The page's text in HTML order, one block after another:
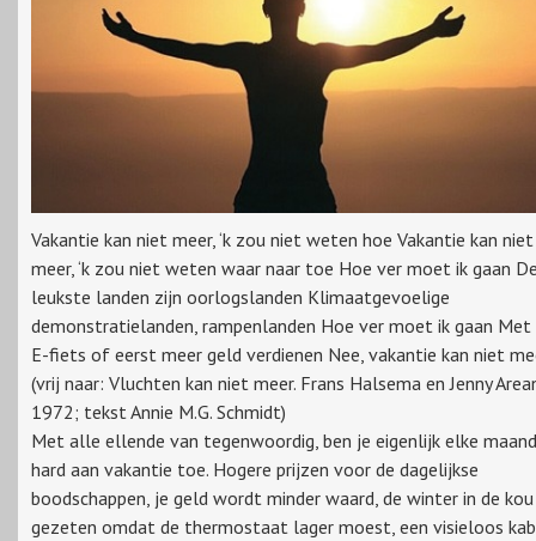
Vakantie kan niet meer, ‘k zou niet weten hoe Vakantie kan niet
meer, ‘k zou niet weten waar naar toe Hoe ver moet ik gaan
leukste landen zijn oorlogslanden Klimaatgevoelige
demonstratielanden, rampenlanden Hoe ver moet ik gaan Met
E-fiets of eerst meer geld verdienen Nee, vakantie kan niet
(vrij naar: Vluchten kan niet meer. Frans Halsema en Jenny
1972; tekst Annie M.G. Schmidt)
Met alle ellende van tegenwoordig, ben je eigenlijk elke maand
hard aan vakantie toe. Hogere prijzen voor de dagelijkse
boodschappen, je geld wordt minder waard, de winter in de kou
gezeten omdat de thermostaat lager moest, een visieloos